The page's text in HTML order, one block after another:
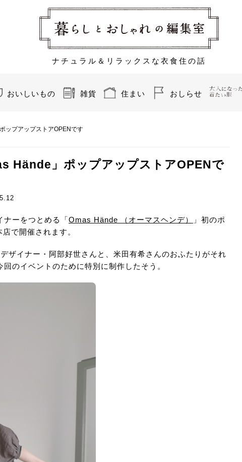
ナチュラル＆リラックスな衣食住の話
おいしいもの 雑貨 住まい おしらせ
ップアップストアOPENです
Hände」ポップアップストアOPENで
ナーをつとめる「Omas Hände （オーマスヘンデ）
」初のポ
で開催されます。
デザイナー・阿部好世さんと、米田有希さんのおふたりがそれ
のイベントのために特別に制作したそう。